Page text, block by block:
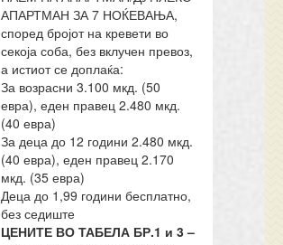
АПАРТМАН ЗА 7 НОЌЕВАЊА,
според бројот на кревети во
секоја соба, без вклучен превоз,
а истиот се доплаќа:
За возрасни 3.100 мкд. (50
евра), еден правец 2.480 мкд.
(40 евра)
За деца до 12 години 2.480 мкд.
(40 евра), еден правец 2.170
мкд. (35 евра)
Деца до 1,99 години бесплатно,
без седиште
ЦЕНИТЕ ВО ТАБЕЛА БР.1 и 3 –